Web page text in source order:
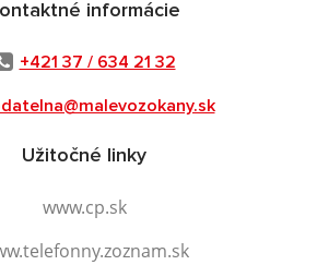
informácie
+421 37 / 634 21 32
Užitočné linky
www.cp.sk